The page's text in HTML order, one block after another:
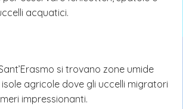
acquatici.
si trovano zone umide
agricole dove gli uccelli migratori
impressionanti.